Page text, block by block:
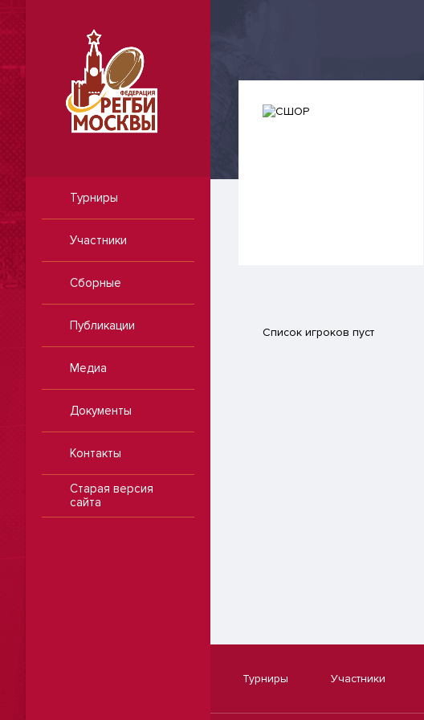
Турниры
Участники
Сборные
Публикации
Медиа
Документы
Контакты
Старая версия
сайта
Список игроков пуст
Турниры Участники